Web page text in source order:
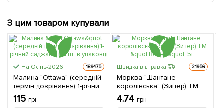
З цим товаром купували
На Осінь-2026 189475
Малина "Ottawa" (середній
термін дозрівання) 1-річний
саджанець 1 шт в упаковці
115 грн
Швидка відправка 21956
Морква "Шантане
королівська" (Зипер) ТМ
"Весна" 5г
4.74 грн